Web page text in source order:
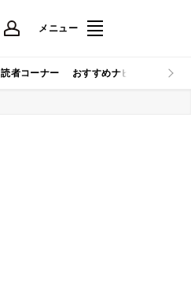
メニュー
読者コーナー おすすめナビ マイナビ